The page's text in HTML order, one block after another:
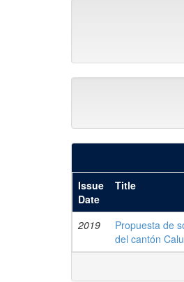
Issue
Date
Title
2019
Propuesta de
del cantón